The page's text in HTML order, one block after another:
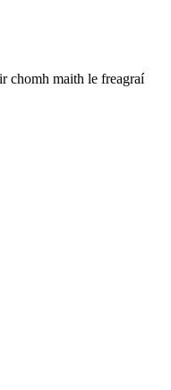
chomh maith le freagraí